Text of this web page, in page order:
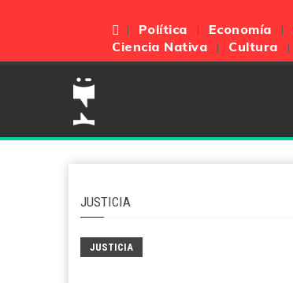
Política Economía
Ciencia Nativa
Cultura
JUSTICIA
JUSTICIA